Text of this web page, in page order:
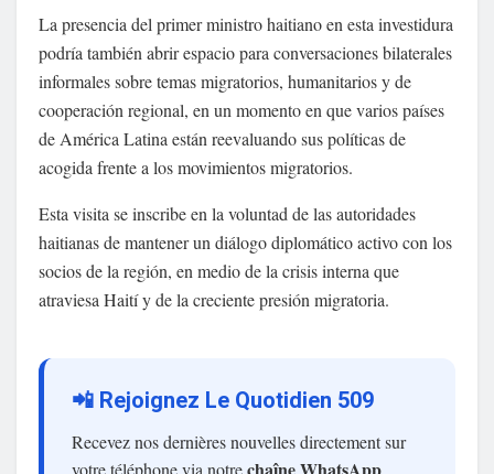
La presencia del primer ministro haitiano en esta investidura
podría también abrir espacio para conversaciones bilaterales
informales sobre temas migratorios, humanitarios y de
cooperación regional, en un momento en que varios países
de América Latina están reevaluando sus políticas de
acogida frente a los movimientos migratorios.
Esta visita se inscribe en la voluntad de las autoridades
haitianas de mantener un diálogo diplomático activo con los
socios de la región, en medio de la crisis interna que
atraviesa Haití y de la creciente presión migratoria.
📲 Rejoignez Le Quotidien 509
Recevez nos dernières nouvelles directement sur
votre téléphone via notrechaîne WhatsApp